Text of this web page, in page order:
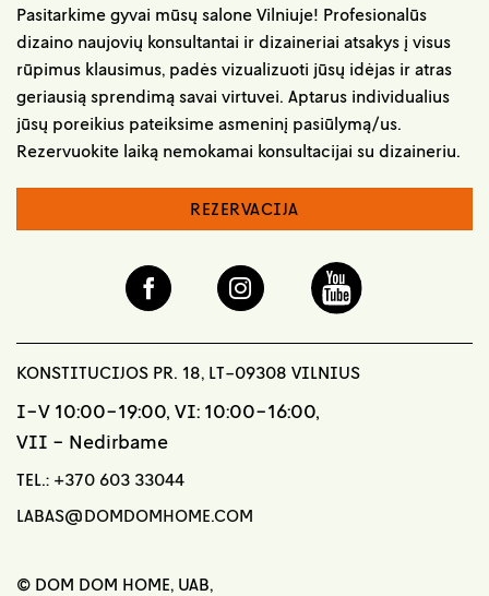
Pasitarkime gyvai mūsų salone Vilniuje! Profesionalūs
dizaino naujovių konsultantai ir dizaineriai atsakys į visus
rūpimus klausimus, padės vizualizuoti jūsų idėjas ir atras
geriausią sprendimą savai virtuvei. Aptarus individualius
jūsų poreikius pateiksime asmeninį pasiūlymą/us.
Rezervuokite laiką nemokamai konsultacijai su dizaineriu.
REZERVACIJA
KONSTITUCIJOS PR. 18, LT-09308 VILNIUS
I-V 10:00-19:00, VI: 10:00-16:00,
VII - Nedirbame
TEL.: +370 603 33044
LABAS@DOMDOMHOME.COM
© DOM DOM HOME, UAB,